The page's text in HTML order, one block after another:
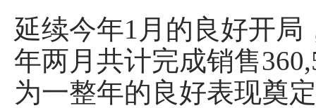
延续今年1月的良好开
年两月共计完成销售
为一整年的良好表现奠